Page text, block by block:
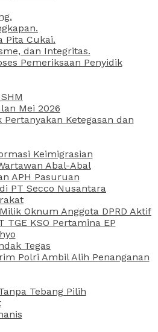
Pita Cukai.
dan Integritas.
Pemeriksaan Penyidik
Mei 2026
Ketegasan dan
Keimigrasian
Abal-Abal
APH Pasuruan
PT Secco Nusantara
Oknum Anggota DPRD Aktif
KSO Pertamina EP
Tegas
Polri Ambil Alih Penanganan
Tebang Pilih